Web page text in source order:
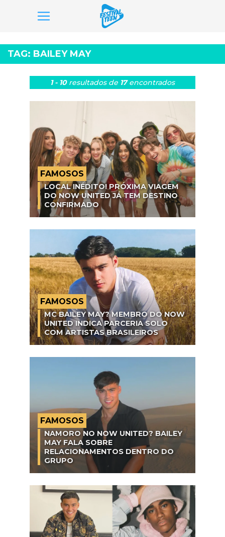
para
o
conteúdo
TAG: BAILEY MAY
1 - 10resultados de 17encontrados
FAMOSOS
LOCAL INÉDITO! PRÓXIMA VIAGEM
DO NOW UNITED JÁ TEM DESTINO
CONFIRMADO
FAMOSOS
MC BAILEY MAY? MEMBRO DO NOW
UNITED INDICA PARCERIA SOLO
COM ARTISTAS BRASILEIROS
FAMOSOS
NAMORO NO NOW UNITED? BAILEY
MAY FALA SOBRE
RELACIONAMENTOS DENTRO DO
GRUPO